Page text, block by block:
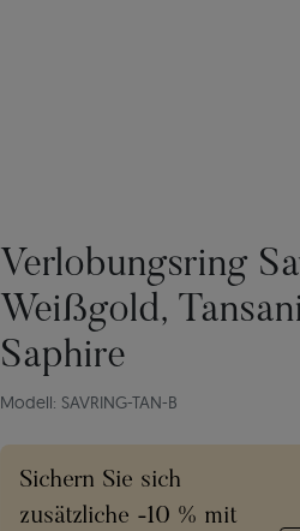
Verlobungsring
Weißgold,
Saphire
Modell: SAVRING-TAN-B
Sichern Sie sich
zusätzliche -10 % mit